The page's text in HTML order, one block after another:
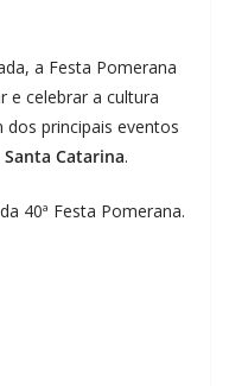
a Festa Pomerana
e celebrar a cultura
principais eventos
Santa Catarina.
40ª Festa Pomerana.